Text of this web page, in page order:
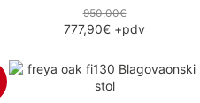
950,00€
777,90€ +pdv